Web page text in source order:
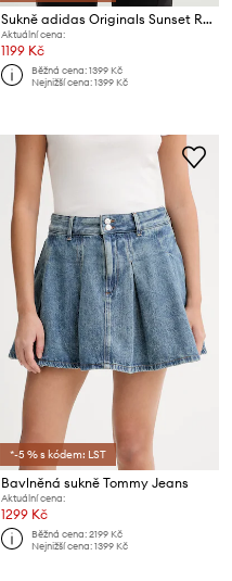
Sukně adidas Originals Sunset Rythms
Aktuální cena:
1199 Kč
Běžná cena:1399 Kč
Nejnižší cena:1399 Kč
*-5 % s kódem: LST
Bavlněná sukně Tommy Jeans
Aktuální cena:
1299 Kč
Běžná cena:2199 Kč
Nejnižší cena:1399 Kč